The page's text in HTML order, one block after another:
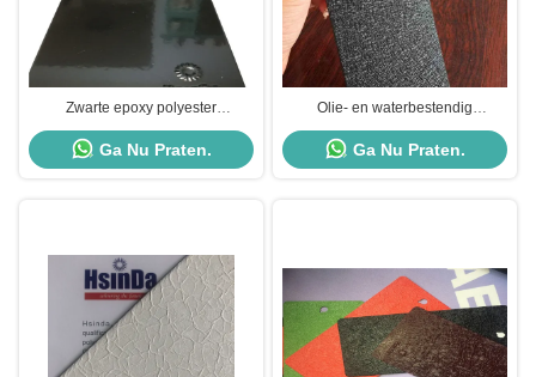
Zwarte epoxy polyester
poedercoating, hoog glanzende
spraylat poedercoating
Ga Nu Praten.
Olie- en waterbestendig
poedercoat, niet-toxisch
spuitpoedercoat.
Ga Nu Praten.